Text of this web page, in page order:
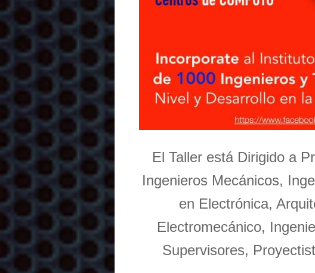
El Taller está Dirigido a
Ingenieros Mecánicos,
en Electrónica,
Electromecánico,
Supervisores,